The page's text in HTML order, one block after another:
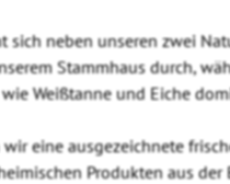
sich neben unseren zwei
Stammhaus durch,
Weißtanne und Eiche
eine ausgezeichnete
Produkten aus